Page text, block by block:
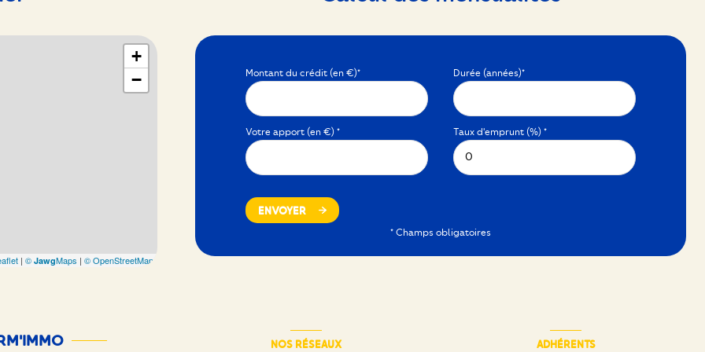
+
−
| © JawgMaps | © OpenStreetMap
Montant du crédit (en €)* Durée (années)*
Votre apport (en €) * Taux d'emprunt (%) *
ENVOYER
* Champs obligatoires
NOS RÉSEAUX ADHÉRENTS